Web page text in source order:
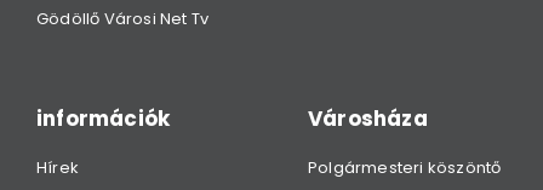
Gödöllő Városi Net Tv
információk
Hírek
Városháza
Polgármesteri köszöntő